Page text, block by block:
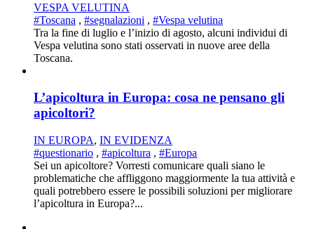
VESPA VELUTINA
#Toscana , #segnalazioni , #Vespa velutina
Tra la fine di luglio e l’inizio di agosto, alcuni individui di
Vespa velutina sono stati osservati in nuove aree della
Toscana.
L’apicoltura in Europa: cosa ne pensano gli
apicoltori?
IN EUROPA, IN EVIDENZA
#questionario , #apicoltura , #Europa
Sei un apicoltore? Vorresti comunicare quali siano le
problematiche che affliggono maggiormente la tua attività e
quali potrebbero essere le possibili soluzioni per migliorare
l’apicoltura in Europa?...